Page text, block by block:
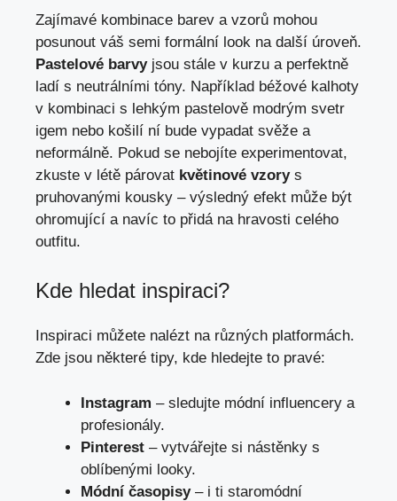
Zajímavé kombinace barev a vzorů mohou
posunout váš semi formální look na další úroveň.
Pastelové barvyjsou stále v kurzu a perfektně
ladí s neutrálními tóny. Například béžové kalhoty
v kombinaci s lehkým pastelově modrým svetr
igem nebo košilí ní bude vypadat svěže a
neformálně. Pokud se nebojíte experimentovat,
zkuste v létě párovat květinové vzorys
pruhovanými kousky – výsledný efekt může být
ohromující a navíc to přidá na hravosti celého
outfitu.
Kde hledat inspiraci?
Inspiraci můžete nalézt na různých platformách.
Zde jsou některé tipy, kde hledejte to pravé:
Instagram – sledujte módní influencery a
profesionály.
Pinterest – vytvářejte si nástěnky s
oblíbenými looky.
Módní časopisy– i ti staromódní